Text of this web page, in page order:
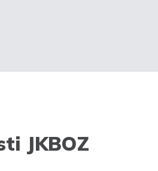
JKBOZ